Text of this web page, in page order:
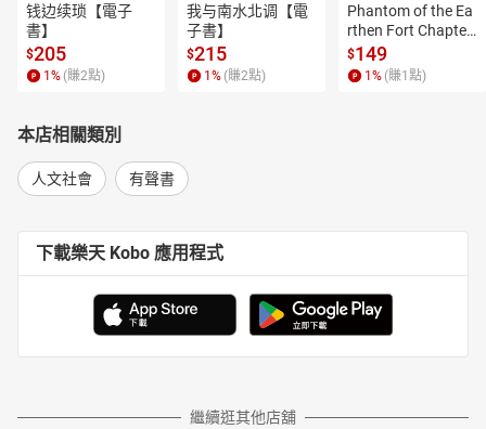
钱边续琐【電子
書】
$205
1 % (賺2點)
我与南水北调【電
子書】
$215
1 % (賺2點)
Phantom of the Ea
rthen Fort Chapter
4【有聲書】
$149
1 % (賺1 點)
本店相關類別
人文社會 有聲書
下載樂天 Kobo 應用程式
繼續逛其他店舖